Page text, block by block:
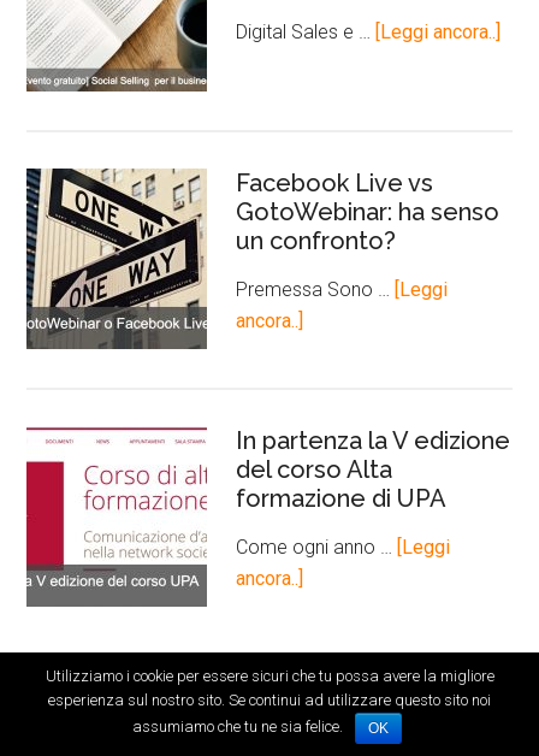
Digital Sales e … [Leggi ancora..]
Facebook Live vs
GotoWebinar: ha senso
un confronto?
Premessa Sono … [Leggi
ancora..]
In partenza la V edizione
del corso Alta
formazione di UPA
Come ogni anno … [Leggi
ancora..]
Utilizziamo i cookie per essere sicuri che tu possa avere la migliore
esperienza sul nostro sito. Se continui ad utilizzare questo sito noi
assumiamo che tu ne sia felice.
OK